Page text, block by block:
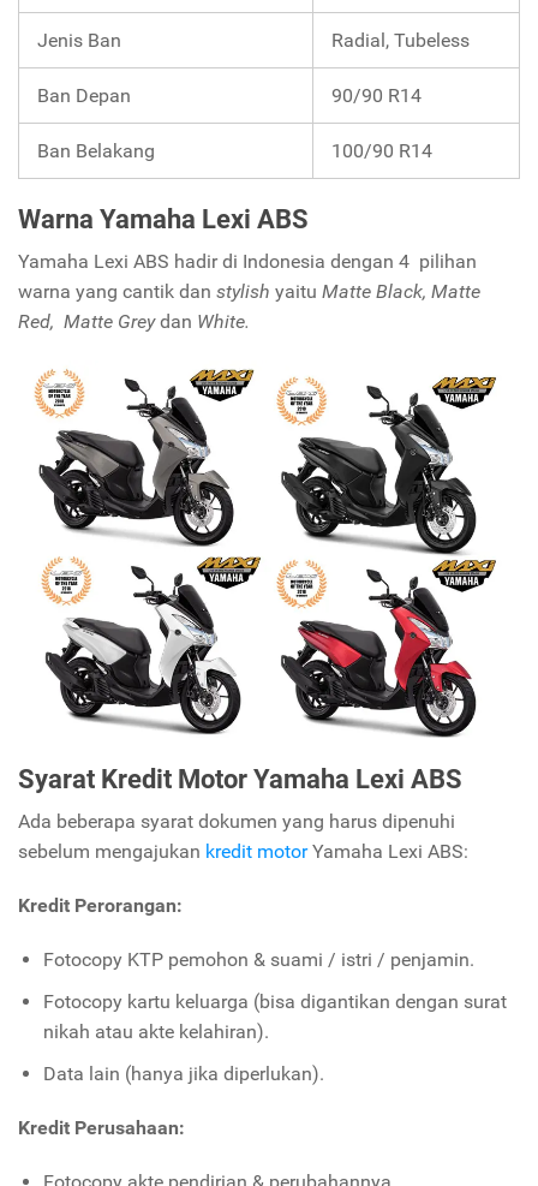
Jenis Ban Radial, Tubeless
Ban Depan 90/90 R14
Ban Belakang 100/90 R14
Warna Yamaha Lexi ABS
Yamaha Lexi ABS hadir di Indonesia dengan 4 pilihan
warna yang cantik dan stylish yaitu Matte Black, Matte
Red, Matte Greydan White.
Syarat Kredit Motor Yamaha Lexi ABS
Ada beberapa syarat dokumen yang harus dipenuhi
sebelum mengajukan kredit motorYamaha Lexi ABS:
Kredit Perorangan:
Fotocopy KTP pemohon & suami / istri / penjamin.
Fotocopy kartu keluarga (bisa digantikan dengan surat
nikah atau akte kelahiran).
Data lain (hanya jika diperlukan).
Kredit Perusahaan:
Fotocopy akte pendirian & perubahannya.